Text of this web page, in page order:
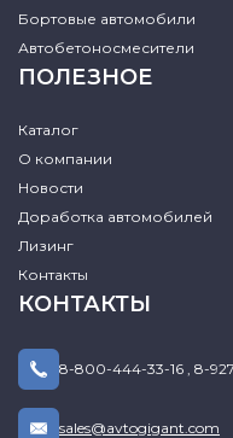
Бортовые автомобили
Автобетоносмесители
ПОЛЕЗНОЕ
Каталог
О компании
Новости
Доработка автомобилей
Лизинг
Контакты
КОНТАКТЫ
8-800-444-33-16 , 8-
sales@avtogigant.com